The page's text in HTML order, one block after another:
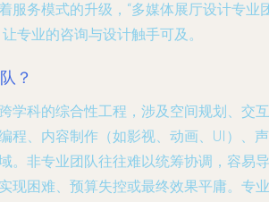
服务模式的升级，“多媒体展厅设计专业
专业的咨询与设计触手可及。
？
学科的综合性工程，涉及空间规划、交互
程、内容制作（如影视、动画、UI）、声
。非专业团队往往难以统筹协调，容易导
现困难、预算失控或最终效果平庸。专业